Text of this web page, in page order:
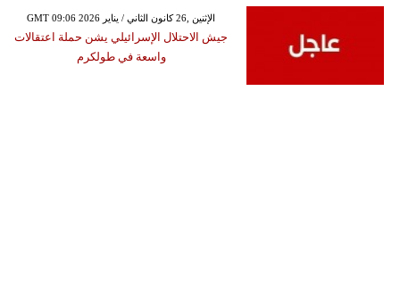
GMT 09:06 2026 الإثنين ,26 كانون الثاني / يناير
جيش الاحتلال الإسرائيلي يشن حملة اعتقالات
واسعة في طولكرم